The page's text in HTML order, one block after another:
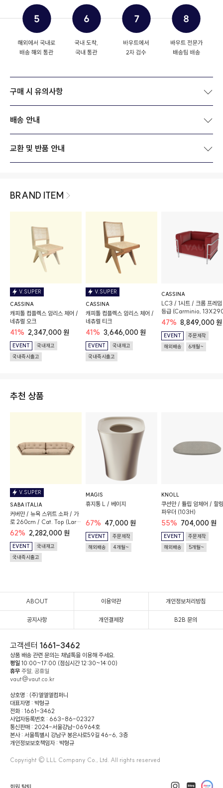
구매 시 유의사항
배송 안내
교환 및 반품 안내
BRAND ITEM
V.SUPER
CASSINA
캐피톨 컴플렉스 암리스 체어 /
네츄럴 오크
41% 2,347,000 원
EVENT
국내재고
국내즉시출고
V.SUPER
CASSINA
캐피톨 컴플렉스 암리스 체어 /
네츄럴 티크
41% 3,646,000 원
EVENT
국내재고
국내즉시출고
CASSINA
LC3 / 1시트 / 크롬 프레
등급 (Carminio,
구스폼
47% 8,849,000 원
EVENT
주문제작
해외배송
6개월~
추천 상품
V.SUPER
SABA ITALIA
커버만 / 뉴욕 스위트 소파 / 가
로 260cm / Cat. Top (Lario
Col. 03)
62% 2,282,000 원
EVENT
국내재고
국내즉시출고
MAGIS
휴지통 L / 베이지
67% 47,000 원
EVENT
주문제작
해외배송
4개월~
KNOLL
쿠션만 / 튤립 암체어 / 할
파우더 (103H)
55% 704,000 원
EVENT
주문제작
해외배송
5개월~
ABOUT 이용약관 개인정보처리방침
공지사항 개인결제창 B2B 문의
고객센터 1661-3462
상품 배송 관련 문의는 채널톡을 이용해 주세요.
평일 10:00~17:00 (점심시간 12:30~14:00)
휴무 주말, 공휴일
vaut@vaut.co.kr
상호명 : (주)엘엘엘컴퍼니
대표자명 : 박형규
전화 : 1661-3462
사업자등록번호 : 663-86-02327
통신판매 : 2024-서울강남-06964호
본사 : 서울특별시 강남구 봉은사로59길 46-6, 3층
개인정보보호책임자 : 박형규
Copyright © LLL Company Co., Ltd. All rights reserved
회원 탈퇴